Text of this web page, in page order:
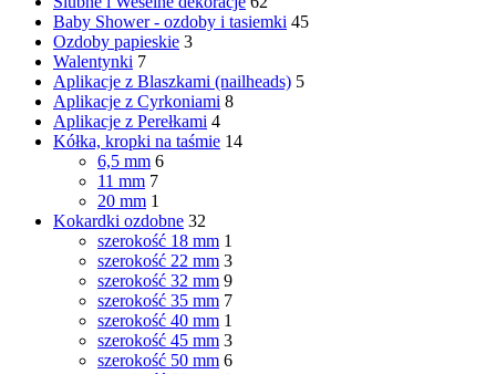
Baby Shower - ozdoby i tasiemki 45
Ozdoby papieskie 3
Walentynki 7
Aplikacje z Blaszkami (nailheads) 5
Aplikacje z Cyrkoniami 8
Aplikacje z Perełkami 4
Kółka, kropki na taśmie 14
6,5 mm 6
11 mm 7
20 mm 1
Kokardki ozdobne 32
szerokość 18 mm 1
szerokość 22 mm 3
szerokość 32 mm 9
szerokość 35 mm 7
szerokość 40 mm 1
szerokość 45 mm 3
szerokość 50 mm 6